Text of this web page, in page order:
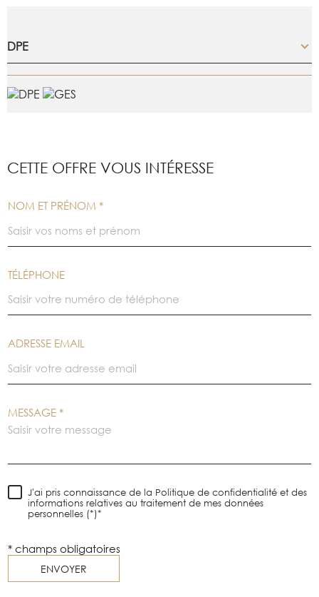
DPE
CETTE OFFRE VOUS INTÉRESSE
NOM ET PRÉNOM *
TÉLÉPHONE
ADRESSE EMAIL
MESSAGE *
J'ai pris connaissance de la Politique de confidentialité et des
informations relatives au traitement de mes données
personnelles (*)*
* champs obligatoires
ENVOYER